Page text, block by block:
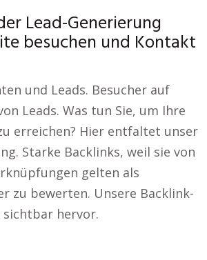
Lead-Generierung
besuchen und Kontakt
und Leads. Besucher auf
Leads. Was tun Sie, um Ihre
erreichen? Hier entfaltet unser
Starke Backlinks, weil sie von
gelten als
zu bewerten. Unsere Backlink-
sichtbar hervor.